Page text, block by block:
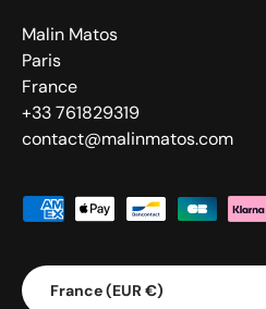
Malin Matos
Paris
France
+33 761829319
contact@malinmatos.com
Moyens de paiement acceptés
Pays
France (EUR €)